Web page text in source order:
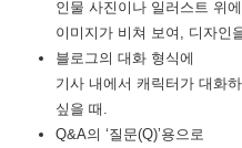
인물 사진이나 일러스트 위
이미지가 비쳐 보여, 디자인
블로그의 대화 형식에
기사 내에서 캐릭터가 대화
싶을 때.
Q&A의 ‘질문(Q)’용으로